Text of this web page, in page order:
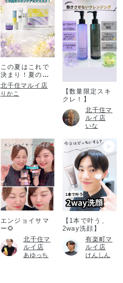
この夏はこれで
決まり！夏のコ
フレ！
北千住マルイ店
りかこ
【数量限定スキ
クレ！】
北千住マ
ルイ店
いな
エンジョイサマ
ー🌻
北千住マ
ルイ店
あゆっち
【1本で叶う、
2way洗顔】
有楽町マ
ルイ店
けんしん